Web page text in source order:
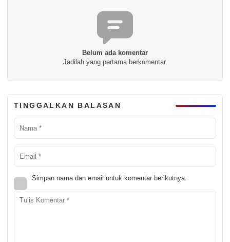
Belum ada komentar
Jadilah yang pertama berkomentar.
TINGGALKAN BALASAN
Simpan nama dan email untuk komentar berikutnya.